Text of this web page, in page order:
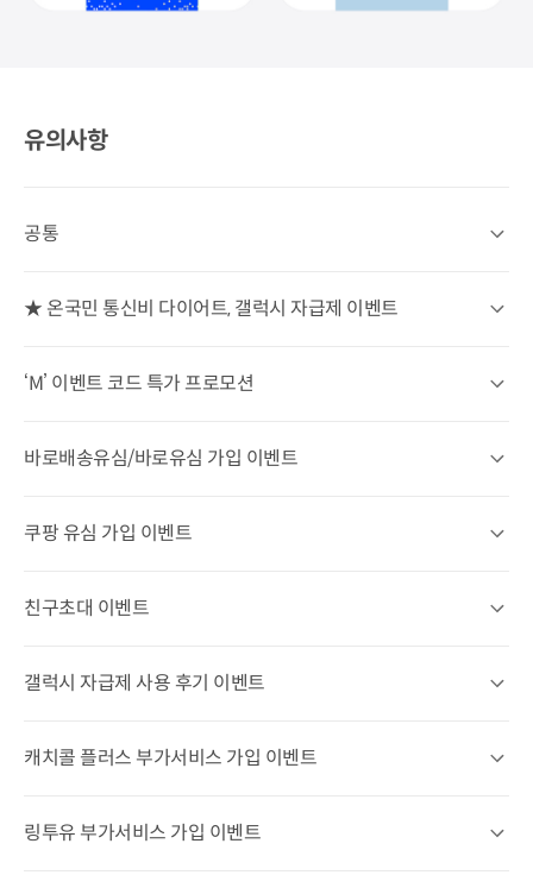
KT 마이알뜰폰 BC 바로카드
유의사항
공통
공통 상세열기
★ 온국민 통신비 다이어트, 갤럭시 자급제 이벤트
★ 온국민 통신비 다이어트, 갤럭시 자급제 이벤트 상세열기
‘M’ 이벤트 코드 특가 프로모션
‘M’ 이벤트 코드 특가 프로모션 상세열기
바로배송유심/바로유심 가입 이벤트
바로배송유심/바로유심 가입 이벤트 상세열기
쿠팡 유심 가입 이벤트
쿠팡 유심 가입 이벤트 상세 열기
친구초대 이벤트
친구초대 이벤트 상세열기
갤럭시 자급제 사용 후기 이벤트
갤럭시 자급제 사용 후기 이벤트 상세열기
캐치콜 플러스 부가서비스 가입 이벤트
캐치콜 플러스 부가서비스 가입 이벤트 상세열기
링투유 부가서비스 가입 이벤트
링투유 부가서비스 가입 이벤트 상세열기